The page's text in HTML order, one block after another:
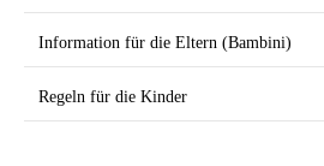
Information für die Eltern (Bambini)
Regeln für die Kinder